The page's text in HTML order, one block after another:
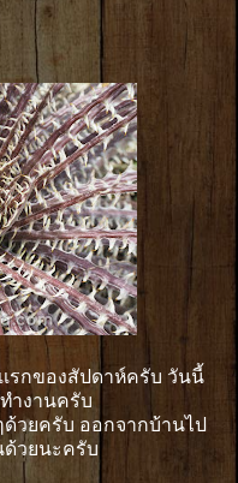
รกของสัปดาห์ครับ วันนี้
ำงานครับ
วยครับ ออกจากบ้านไป
วยนะครับ